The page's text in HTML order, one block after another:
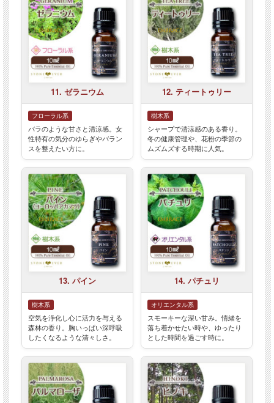
11. ゼラニウム
フローラル系
バラのような甘さと清涼感。女
性特有の気分のゆらぎやバラン
スを整えたい方に。
12. ティートゥリー
樹木系
シャープで清涼感のある香り。
冬の健康管理や、花粉の季節の
ムズムズする時期に人気。
13. パイン
樹木系
空気を浄化し心に活力を与える
森林の香り。胸いっぱい深呼吸
したくなるような清々しさ。
14. パチュリ
オリエンタル系
スモーキーな深い甘み。情緒を
落ち着かせたい時や、ゆったり
とした時間を過ごす時に。